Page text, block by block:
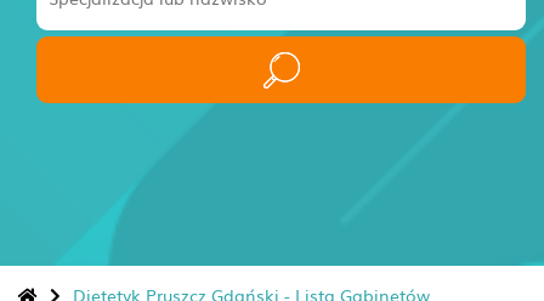
Dietetyk Pruszcz Gdański - Lista Gabinetów